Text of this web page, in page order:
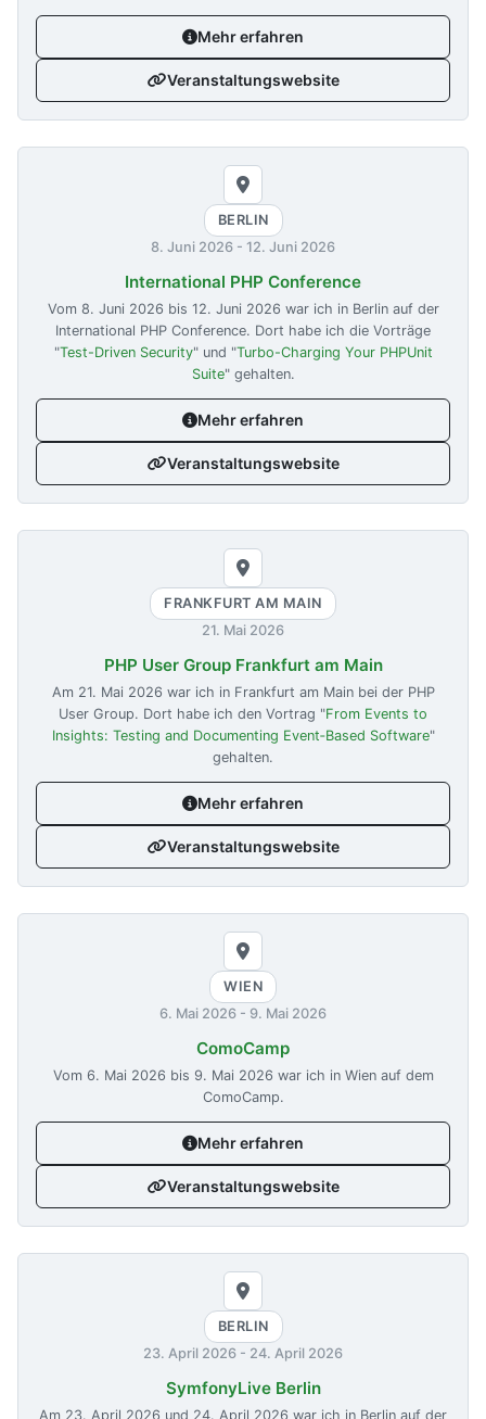
Mehr erfahren
Veranstaltungswebsite
BERLIN
8. Juni 2026 - 12. Juni 2026
International PHP Conference
Vom 8. Juni 2026 bis 12. Juni 2026 war ich in Berlin auf der
International PHP Conference. Dort habe ich die Vorträge
"Test-Driven Security" und "Turbo-Charging Your PHPUnit
Suite" gehalten.
Mehr erfahren
Veranstaltungswebsite
FRANKFURT AM MAIN
21. Mai 2026
PHP User Group Frankfurt am Main
Am 21. Mai 2026 war ich in Frankfurt am Main bei der PHP
User Group. Dort habe ich den Vortrag "From Events to
Insights: Testing and Documenting Event‑Based Software"
gehalten.
Mehr erfahren
Veranstaltungswebsite
WIEN
6. Mai 2026 - 9. Mai 2026
ComoCamp
Vom 6. Mai 2026 bis 9. Mai 2026 war ich in Wien auf dem
ComoCamp.
Mehr erfahren
Veranstaltungswebsite
BERLIN
23. April 2026 - 24. April 2026
SymfonyLive Berlin
Am 23. April 2026 und 24. April 2026 war ich in Berlin auf der